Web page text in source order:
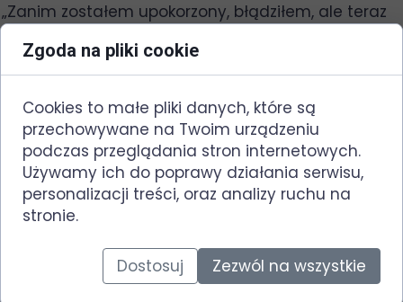
„Zanim zostałem upokorzony, błądziłem, ale teraz
strzegę Twego Słowa” (Ps 119, 67)
Jeden werset biblijny – trzy myśli – trzy rozdziały w
życiu.
„Błądziłem” – to pierwszy odcinek mojego życia.
Byłem wtedy przekonany, że pełnymi garściami
czerpię z życia, jednak patrząc z perspektywy
czasu, jakże bardzo się myliłem! W dobrej wierze,
pełen energii i zapału – a jednak błądziłem. Pełną
parą w obranym kierunku – jednak w kierunku
fałszywym. Biblia opisuje to w ten sposób: „Nie ma
ani jednego sprawiedliwego, nie masz, kto by
rozumiał, nie masz, kto by szukał Boga” (Rz 3, 10-
Zgoda na pliki cookie
Cookies to małe pliki danych, które są
przechowywane na Twoim urządzeniu
podczas przeglądania stron internetowych.
Używamy ich do poprawy działania serwisu,
personalizacji treści, oraz analizy ruchu na
stronie.
Dostosuj Zezwól na wszystkie